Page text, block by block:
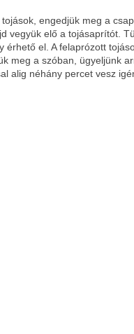
engedjük meg a
vegyük elő a tojásaprítót.
érhető el. A felaprózott
meg a szóban, ügyeljünk
alig néhány percet vesz